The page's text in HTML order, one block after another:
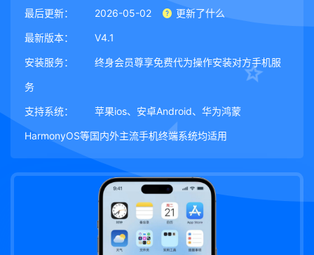
最后更新： 2026-05-02 更新了什么
最新版本： V4.1
安装服务： 终身会员尊享免费代为操作安装对方手机服
务
支持系统： 苹果ios、安卓Android、华为鸿蒙
HarmonyOS等国内外主流手机终端系统均适用